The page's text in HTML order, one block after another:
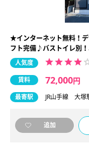
★インターネット無料！
フト完備♪バストイレ別
人気度
賃料 72,000円
最寄駅 JR山手線 大
追加